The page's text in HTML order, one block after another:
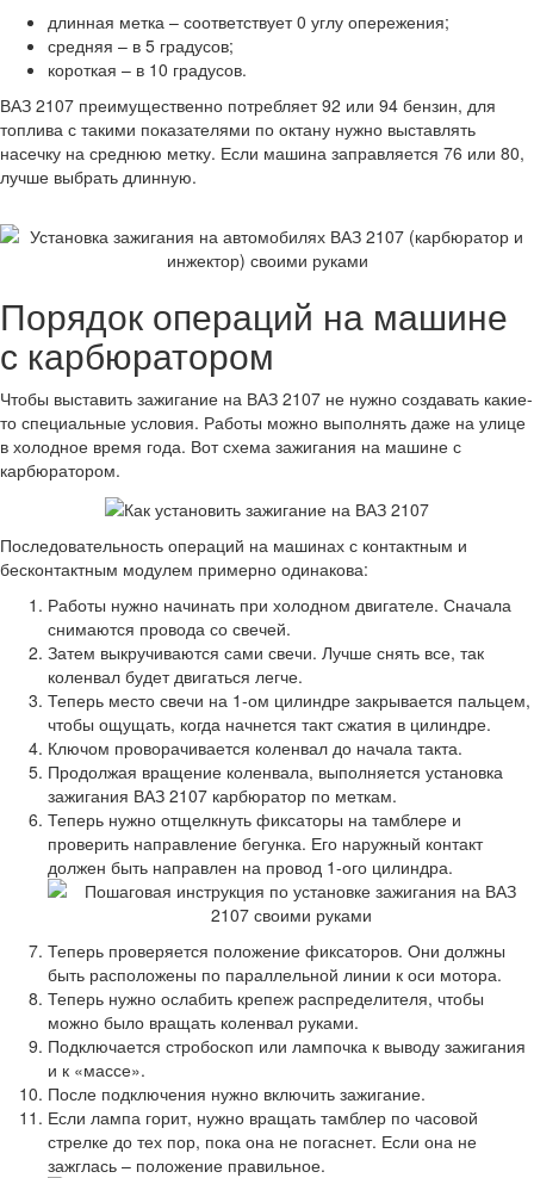
длинная метка – соответствует 0 углу опережения;
средняя – в 5 градусов;
короткая – в 10 градусов.
ВАЗ 2107 преимущественно потребляет 92 или 94 бензин, для
топлива с такими показателями по октану нужно выставлять
насечку на среднюю метку. Если машина заправляется 76 или 80,
лучше выбрать длинную.
Порядок операций на машине
с карбюратором
Чтобы выставить зажигание на ВАЗ 2107 не нужно создавать какие-
то специальные условия. Работы можно выполнять даже на улице
в холодное время года. Вот схема зажигания на машине с
карбюратором.
Последовательность операций на машинах с контактным и
бесконтактным модулем примерно одинакова:
Работы нужно начинать при холодном двигателе. Сначала
снимаются провода со свечей.
Затем выкручиваются сами свечи. Лучше снять все, так
коленвал будет двигаться легче.
Теперь место свечи на 1-ом цилиндре закрывается пальцем,
чтобы ощущать, когда начнется такт сжатия в цилиндре.
Ключом проворачивается коленвал до начала такта.
Продолжая вращение коленвала, выполняется установка
зажигания ВАЗ 2107 карбюратор по меткам.
Теперь нужно отщелкнуть фиксаторы на тамблере и
проверить направление бегунка. Его наружный контакт
должен быть направлен на провод 1-ого цилиндра.
Теперь проверяется положение фиксаторов. Они должны
быть расположены по параллельной линии к оси мотора.
Теперь нужно ослабить крепеж распределителя, чтобы
можно было вращать коленвал руками.
Подключается стробоскоп или лампочка к выводу зажигания
и к «массе».
После подключения нужно включить зажигание.
Если лампа горит, нужно вращать тамблер по часовой
стрелке до тех пор, пока она не погаснет. Если она не
зажглась – положение правильное.